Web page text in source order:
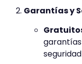
Garantías y
garantías